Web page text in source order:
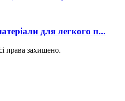
для легкого п...
права захищено.